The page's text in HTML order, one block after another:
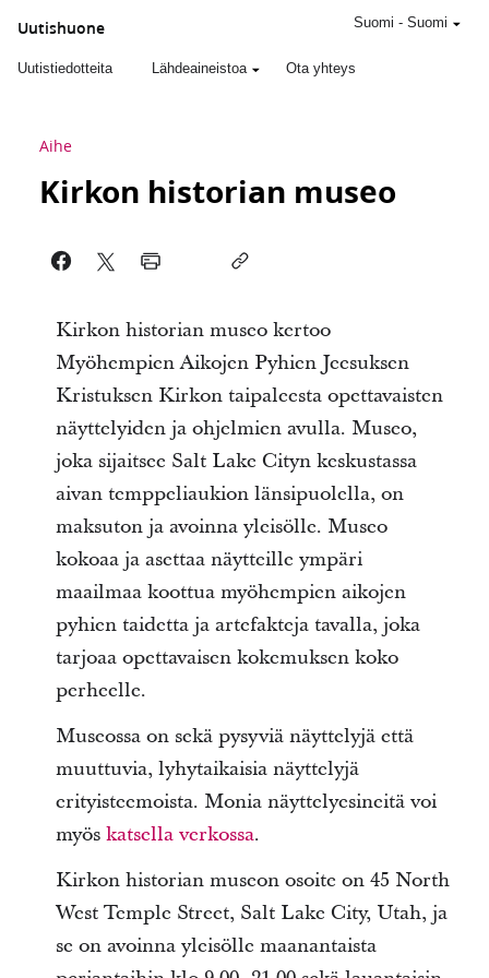
Uutishuone
Uutistiedotteita Lähdeaineistoa Ota yhteys
Suomi - Suomi
Aihe
Kirkon historian museo
Kirkon historian museo kertoo
Myöhempien Aikojen Pyhien Jeesuksen
Kristuksen Kirkon taipaleesta opettavaisten
näyttelyiden ja ohjelmien avulla. Museo,
joka sijaitsee Salt Lake Cityn keskustassa
aivan temppeliaukion länsipuolella, on
maksuton ja avoinna yleisölle. Museo
kokoaa ja asettaa näytteille ympäri
maailmaa koottua myöhempien aikojen
pyhien taidetta ja artefakteja tavalla, joka
tarjoaa opettavaisen kokemuksen koko
perheelle.
Museossa on sekä pysyviä näyttelyjä että
muuttuvia, lyhytaikaisia näyttelyjä
erityisteemoista. Monia näyttelyesineitä voi
myös katsella verkossa.
Kirkon historian museon osoite on 45 North
West Temple Street, Salt Lake City, Utah, ja
se on avoinna yleisölle maanantaista